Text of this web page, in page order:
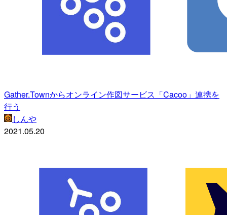
Gather.Townからオンライン作図サービス「Cacoo」連携を
行う
しんや
2021.05.20